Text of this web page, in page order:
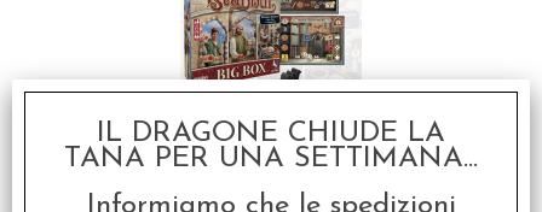
Istanbul Big Box -
Edizione Italiana +
Cammello
IL DRAGONE CHIUDE LA
TANA PER UNA SETTIMANA...
Informiamo che le spedizioni